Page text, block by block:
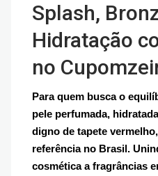
Splash,
Hidratação
no
Para quem busca o
pele perfumada,
digno de tapete
referência no Brasil.
cosmética a fragrâncias